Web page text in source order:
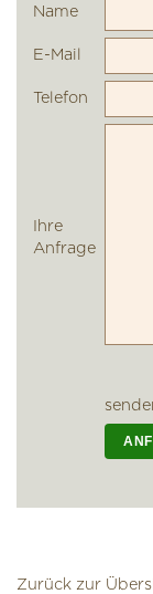
Name
E-Mail
Telefon
Ihre
Anfrage
Zurück zur